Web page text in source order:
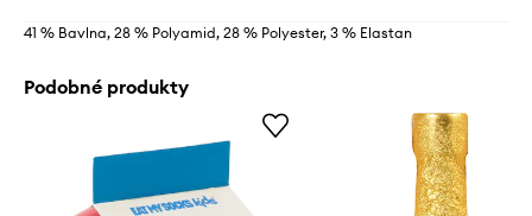
41 % Bavlna, 28 % Polyamid, 28 % Polyester, 3 % Elastan
Podobné produkty